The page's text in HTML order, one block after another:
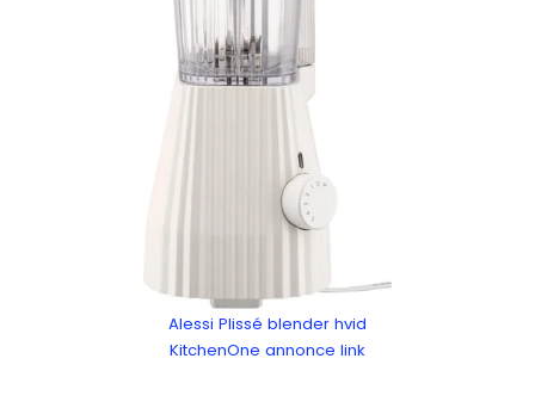
Alessi Plissé blender hvid
KitchenOne annonce link